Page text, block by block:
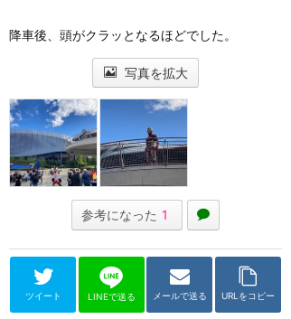
降車後、頭がクラッとなるほどでした。
写真を拡大
参考になった 1
ツイート LINEで送る メールで送る URLをコピー